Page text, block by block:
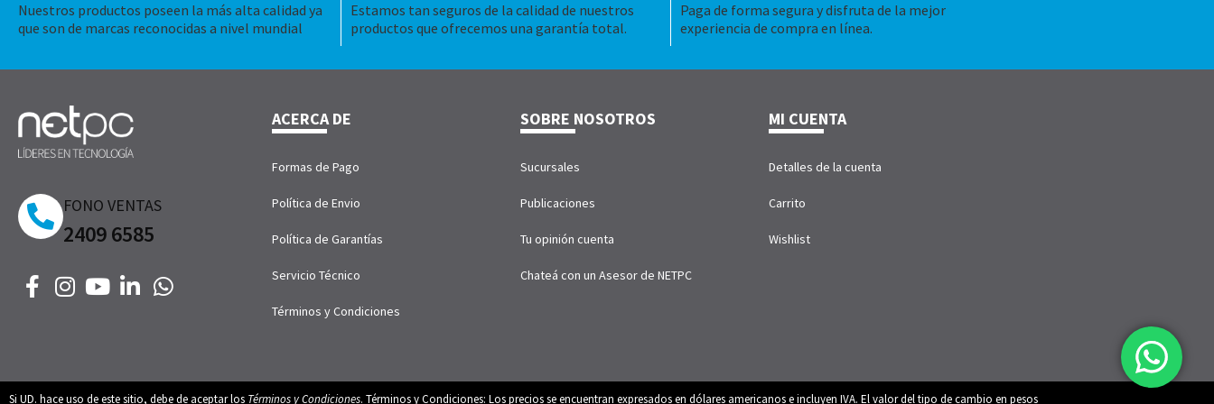
Nuestros productos poseen la más alta calidad ya
que son de marcas reconocidas a nivel mundial
Estamos tan seguros de la calidad de nuestros
productos que ofrecemos una garantía total.
Paga de forma segura y disfruta de la mejor
experiencia de compra en línea.
FONO VENTAS
2409 6585
ACERCA DE
Formas de Pago
Política de Envio
Política de Garantías
Servicio Técnico
Términos y Condiciones
SOBRE NOSOTROS
Sucursales
Publicaciones
Tu opinión cuenta
Chateá con un Asesor de NETPC
MI CUENTA
Detalles de la cuenta
Carrito
Wishlist
Si UD. hace uso de este sitio, debe de aceptar los Términos y Condiciones. Términos y Condiciones: Los precios se encuentran expresados en dólares americanos e incluyen IVA. El valor del tipo de cambio en pesos